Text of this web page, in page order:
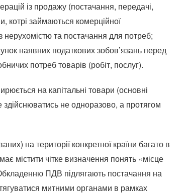
із продажу (постачання, передачі,
котрі займаються комерційної
та постачання для потреб;
наявних податкових зобов’язань перед
потреб товарів (робіт, послуг).
на капітальні товари (основні
не одноразово, а протягом
на території конкретної країни багато в
містити чітке визначення понять «місце
ПДВ підлягають постачання на
митними органами в рамках